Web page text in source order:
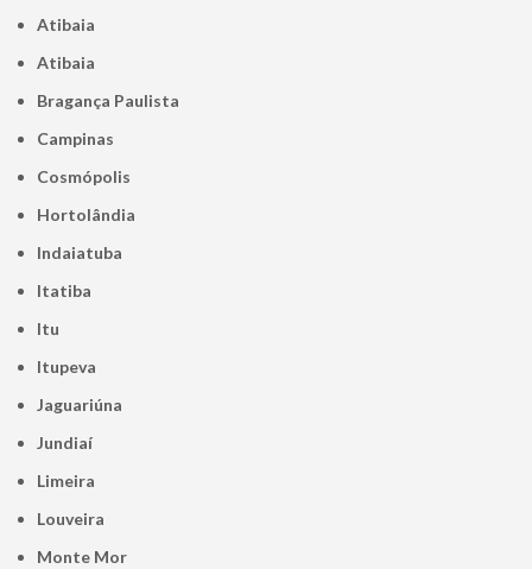
Atibaia
Atibaia
Bragança Paulista
Campinas
Cosmópolis
Hortolândia
Indaiatuba
Itatiba
Itu
Itupeva
Jaguariúna
Jundiaí
Limeira
Louveira
Monte Mor